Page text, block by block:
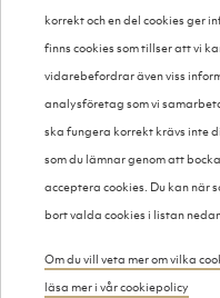
Festvåningen är en trevlig
får det plats upp till 130
är perfekt för större
så som dop, bröllop och
konferenser eller andra
ro. I kombination med
det ett smidigt och
centrala Örebro på
korrekt och en del cookies ger
finns cookies som tillser att vi
vidarebefordrar även viss
analysföretag som vi
ska fungera korrekt krävs inte
som du lämnar genom att
acceptera cookies. Du kan när
bort valda cookies i listan
Om du vill veta mer om vilka
läsa mer i vår cookiepolicy